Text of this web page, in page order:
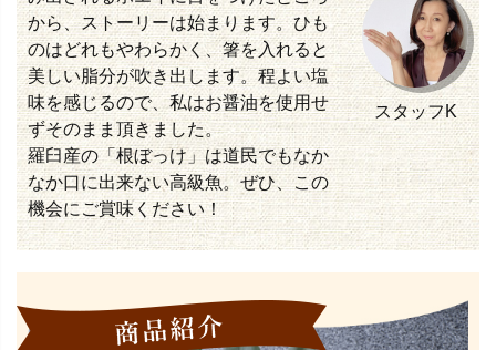
から、ストーリーは始まります。ひも
のはどれもやわらかく、箸を入れると
美しい脂分が吹き出します。程よい塩
味を感じるので、私はお醤油を使用せ
ずそのまま頂きました。
羅臼産の「根ぼっけ」は道民でもなか
なか口に出来ない高級魚。ぜひ、この
機会にご賞味ください！
スタッフK